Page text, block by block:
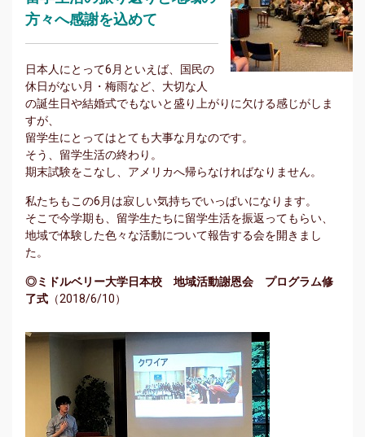
方々へ感謝を込めて
日本人にとって6月といえば、国民の
休日がない月・梅雨など、大切な人
の誕生日や結婚式でもないと盛り上がりに欠ける感じがしま
すが、
留学生にとってはとても大事な月なのです。
そう、留学生活の終わり。
期末試験をこなし、アメリカへ帰らなければなりません。
私たちもこの6月は寂しい気持ちでいっぱいになります。
そこで今学期も、留学生たちに留学生活を振返ってもらい、
地域で体験した色々な活動について報告する会を開きまし
た。
◎ミドルベリー大学日本校 地域活動謝恩会 プログラム修
了式 （2018/6/10）